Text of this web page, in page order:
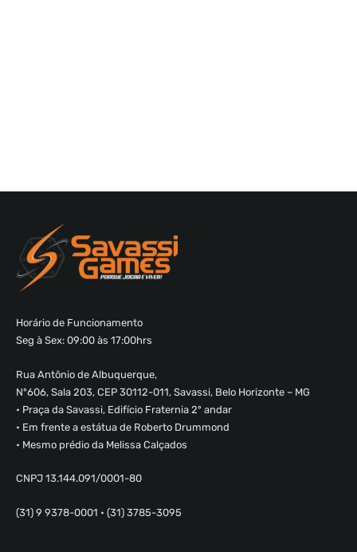
Horário de Funcionamento
Seg à Sex: 09:00 às 17:00hrs
Rua Antônio de Albuquerque,
Nº606, Sala 203, CEP 30112-011, Savassi, Belo Horizonte – MG
• Praça da Savassi, Edifício Fraternia 2º andar
• Em frente a estátua de Roberto Drummond
• Mesmo prédio da Melissa Calçados
CNPJ 13.144.091/0001-80
(31) 9 9378-0001 • (31) 3785-3095